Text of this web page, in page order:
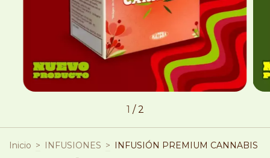
1 /2
Inicio > INFUSIONES > INFUSIÓN PREMIUM CANNABIS